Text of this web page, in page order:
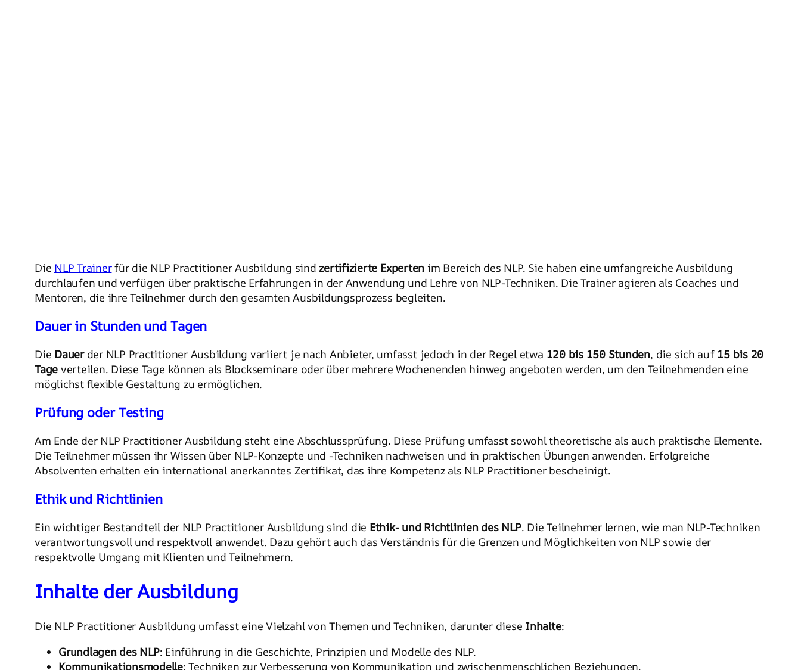
Die NLP Trainerfür die NLP Practitioner Ausbildung sindzertifizierte Experten im Bereich des NLP. Sie haben eine umfangreiche Ausbildung
durchlaufen und verfügen über praktische Erfahrungen in der Anwendung und Lehre von NLP-Techniken. Die Trainer agieren als Coaches und
Mentoren, die ihre Teilnehmer durch den gesamten Ausbildungsprozess begleiten.
Dauer in Stunden und Tagen
Die Dauerder NLP Practitioner Ausbildung variiert je nach Anbieter, umfasst jedoch in der Regel etwa 120 bis 150 Stunden, die sich auf 15 bis 20
Tage verteilen. Diese Tage können als Blockseminare oder über mehrere Wochenenden hinweg angeboten werden, um den Teilnehmenden eine
möglichst flexible Gestaltung zu ermöglichen.
Prüfung oder Testing
Am Ende der NLP Practitioner Ausbildung steht eine Abschlussprüfung. Diese Prüfung umfasst sowohl theoretische als auch praktische Elemente.
Die Teilnehmer müssen ihr Wissen über NLP-Konzepte und -Techniken nachweisen und in praktischen Übungen anwenden. Erfolgreiche
Absolventen erhalten ein international anerkanntes Zertifikat, das ihre Kompetenz als NLP Practitioner bescheinigt.
Ethik und Richtlinien
Ein wichtiger Bestandteil der NLP Practitioner Ausbildung sind die Ethik- und Richtlinien des NLP. Die Teilnehmer lernen, wie man NLP-Techniken
verantwortungsvoll und respektvoll anwendet. Dazu gehört auch das Verständnis für die Grenzen und Möglichkeiten von NLP sowie der
respektvolle Umgang mit Klienten und Teilnehmern.
Inhalte der Ausbildung
Die NLP Practitioner Ausbildung umfasst eine Vielzahl von Themen und Techniken, darunter diese Inhalte:
Grundlagen des NLP: Einführung in die Geschichte, Prinzipien und Modelle des NLP.
Kommunikationsmodelle: Techniken zur Verbesserung von Kommunikation und zwischenmenschlichen Beziehungen.